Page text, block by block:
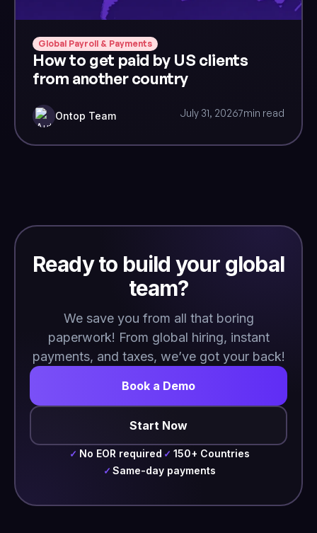
Global Payroll & Payments
How to get paid by US clients
from another country
Ontop Team July 31, 20267min read
Ready to build your global
team?
We save you from all that boring
paperwork! From global hiring, instant
payments, and taxes, we’ve got your back!
Book a Demo
Start Now
✓ No EOR required ✓ 150+ Countries
✓ Same-day payments